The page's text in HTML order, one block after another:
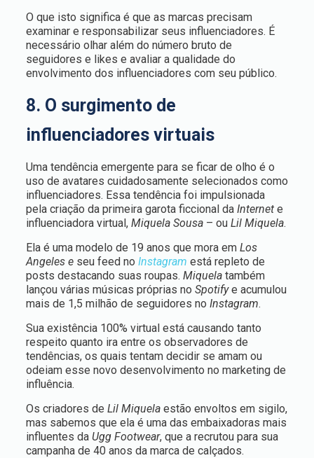
O que isto significa é que as marcas precisam
examinar e responsabilizar seus influenciadores. É
necessário olhar além do número bruto de
seguidores e likes e avaliar a qualidade do
envolvimento dos influenciadores com seu público.
8. O surgimento de
influenciadores virtuais
Uma tendência emergente para se ficar de olho é o
uso de avatares cuidadosamente selecionados como
influenciadores. Essa tendência foi impulsionada
pela criação da primeira garota ficcional da Internete
influenciadora virtual, Miquela Sousa– ou Lil Miquela.
Ela é uma modelo de 19 anos que mora em Los
Angeles e seu feed no Instagram está repleto de
posts destacando suas roupas. Miquelatambém
lançou várias músicas próprias no Spotifye acumulou
mais de 1,5 milhão de seguidores no Instagram.
Sua existência 100% virtual está causando tanto
respeito quanto ira entre os observadores de
tendências, os quais tentam decidir se amam ou
odeiam esse novo desenvolvimento no marketing de
influência.
Os criadores de Lil Miquelaestão envoltos em sigilo,
mas sabemos que ela é uma das embaixadoras mais
influentes da Ugg Footwear, que a recrutou para sua
campanha de 40 anos da marca de calçados.